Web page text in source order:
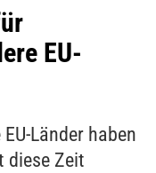
EU-
Länder haben
diese Zeit